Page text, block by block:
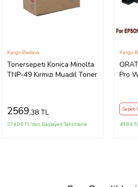
Tonersepeti Konica Minolta
TNP-49 Kırmızı Muadil Toner
Kargo Bedava
2569,38 TL
274,06 TL'den Başlayan Taksitlerle
Pro
Kargo
Sepet
48,84